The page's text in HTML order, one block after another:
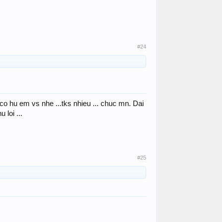
#24
hu em vs nhe ...tks nhieu ... chuc mn. Dai
loi ...
#25